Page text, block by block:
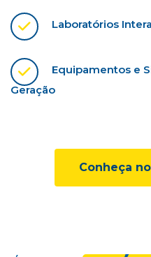
Laboratórios
Equipamentos e
Geração
Conheça